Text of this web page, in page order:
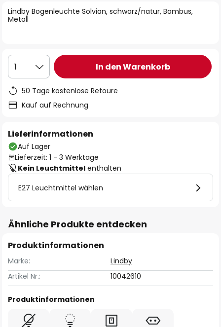
Lindby Bogenleuchte Solvian, schwarz/natur, Bambus,
Metall
1 In den Warenkorb
50 Tage kostenlose Retoure
Kauf auf Rechnung
Lieferinformationen
Auf Lager
Lieferzeit: 1 - 3 Werktage
Kein Leuchtmittel enthalten
E27 Leuchtmittel wählen
Ähnliche Produkte entdecken
Produktinformationen
Marke:
Lindby
Artikel Nr.:
10042610
Produktinformationen